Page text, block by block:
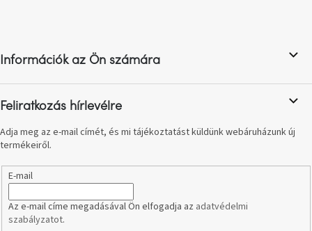
gyűjtemény
e-
utalványok
Formwood
repül
é
c
Információk az Ön számára
Feliratkozás hírlevélre
Adja meg az e-mail címét, és mi tájékoztatást küldünk webáruházunk új
termékeiről.
E-mail
Az e-mail címe megadásával Ön elfogadja az adatvédelmi
szabályzatot.